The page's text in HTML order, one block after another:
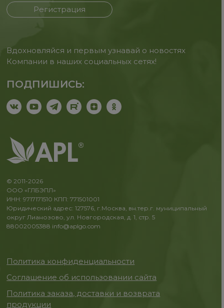
Регистрация
Вдохновляйся и первым узнавай о новостях
Компании в наших социальных сетях!
ПОДПИШИСЬ:
© 2011-2026
ООО «ГЛБЭПЛ»
ИНН: 9717171510 КПП: 771501001
Юридический адрес: 127576, г.Москва, вн.тер.г. муниципальный
округ Лианозово, ул. Новгородская, д. 1, стр. 5
88002005388 info@aplgo.com
Политика конфиденциальности
Соглашение об использовании сайта
Политика заказа, доставки и возврата
продукции